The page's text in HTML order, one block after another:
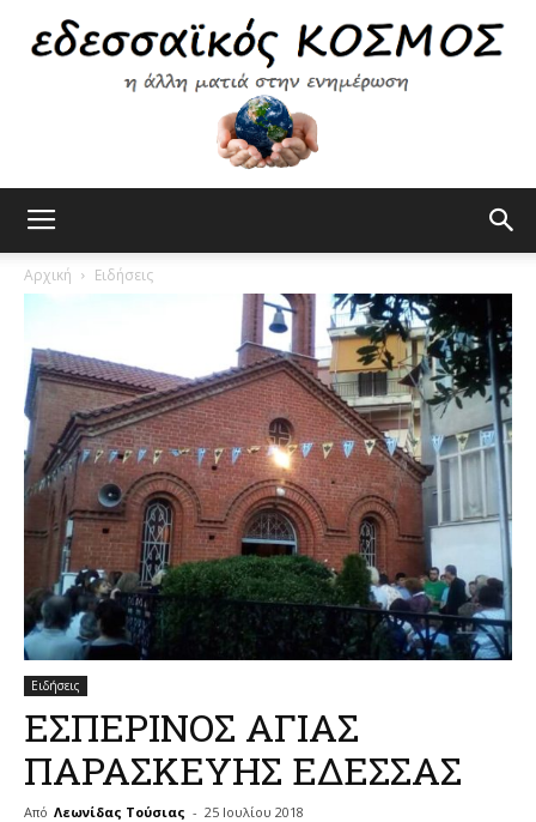
Κόσμος
Αρχική Ειδήσεις
Ειδήσεις
ΕΣΠΕΡΙΝΟΣ ΑΓΙΑΣ
ΠΑΡΑΣΚΕΥΗΣ ΕΔΕΣΣΑΣ
Από Λεωνίδας Τούσιας - 25 Ιουλίου 2018